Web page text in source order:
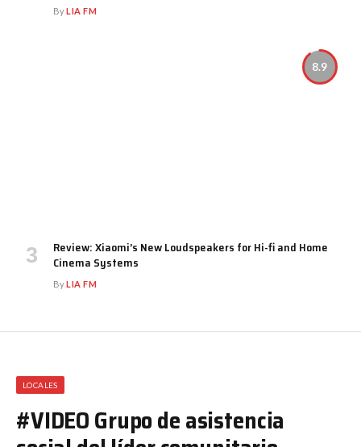
ByLIA FM
8.9
Review: Xiaomi’s New Loudspeakers for Hi-fi and Home
Cinema Systems
ByLIA FM
LOCALES
#VIDEO Grupo de asistencia